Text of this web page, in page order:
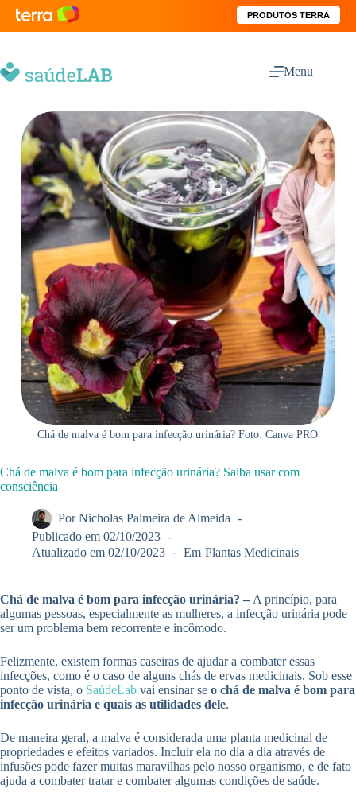
PRODUTOS TERRA
Menu
Chá de malva é bom para infecção urinária? Foto: Canva PRO
Chá de malva é bom para infecção urinária? Saiba usar com
consciência
Por Nicholas Palmeira de Almeida
Publicado em 02/10/2023
Atualizado em 02/10/2023 Em Plantas Medicinais
Chá de malva é bom para infecção urinária? – A princípio, para
algumas pessoas, especialmente as mulheres, a infecção urinária pode
ser um problema bem recorrente e incômodo.
Felizmente, existem formas caseiras de ajudar a combater essas
infecções, como é o caso de alguns chás de ervas medicinais. Sob esse
ponto de vista, o SaúdeLab vai ensinar se o chá de malva é bom para
infecção urinária e quais as utilidades dele.
De maneira geral, a malva é considerada uma planta medicinal de
propriedades e efeitos variados. Incluir ela no dia a dia através de
infusões pode fazer muitas maravilhas pelo nosso organismo, e de fato
ajuda a combater tratar e combater algumas condições de saúde.